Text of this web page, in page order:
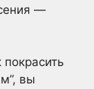
—
покрасить
вы